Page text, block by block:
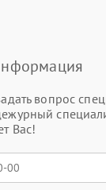
вопрос
Вас!